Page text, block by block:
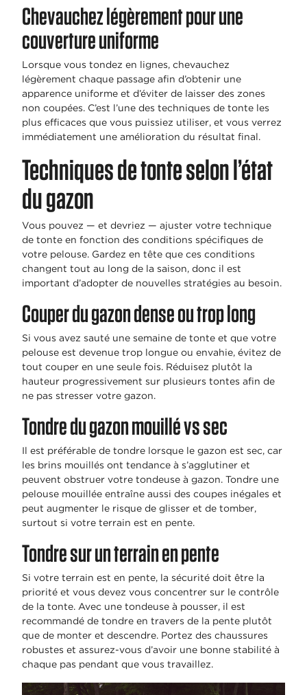
Chevauchez légèrement pour une
couverture uniforme
Lorsque vous tondez en lignes, chevauchez
légèrement chaque passage afin d’obtenir une
apparence uniforme et d’éviter de laisser des zones
non coupées. C’est l’une des techniques de tonte les
plus efficaces que vous puissiez utiliser, et vous verrez
immédiatement une amélioration du résultat final.
Techniques de tonte selon l’état
du gazon
Vous pouvez — et devriez — ajuster votre technique
de tonte en fonction des conditions spécifiques de
votre pelouse. Gardez en tête que ces conditions
changent tout au long de la saison, donc il est
important d’adopter de nouvelles stratégies au besoin.
Couper du gazon dense ou trop long
Si vous avez sauté une semaine de tonte et que votre
pelouse est devenue trop longue ou envahie, évitez de
tout couper en une seule fois. Réduisez plutôt la
hauteur progressivement sur plusieurs tontes afin de
ne pas stresser votre gazon.
Tondre du gazon mouillé vs sec
Il est préférable de tondre lorsque le gazon est sec, car
les brins mouillés ont tendance à s’agglutiner et
peuvent obstruer votre tondeuse à gazon. Tondre une
pelouse mouillée entraîne aussi des coupes inégales et
peut augmenter le risque de glisser et de tomber,
surtout si votre terrain est en pente.
Tondre sur un terrain en pente
Si votre terrain est en pente, la sécurité doit être la
priorité et vous devez vous concentrer sur le contrôle
de la tonte. Avec une tondeuse à pousser, il est
recommandé de tondre en travers de la pente plutôt
que de monter et descendre. Portez des chaussures
robustes et assurez-vous d’avoir une bonne stabilité à
chaque pas pendant que vous travaillez.